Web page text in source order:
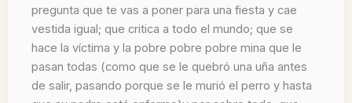
pregunta que te vas a poner para una fiesta y cae
vestida igual; que critica a todo el mundo; que se
hace la víctima y la pobre pobre pobre mina que le
pasan todas (como que se le quebró una uña antes
de salir, pasando porque se le murió el perro y hasta